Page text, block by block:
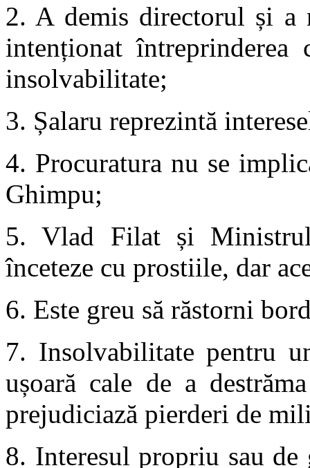
2. A demis directorul și a
intenționat
insolvabilitate;
3. Șalaru reprezintă
4. Procuratura nu se
Ghimpu;
5. Vlad Filat și
înceteze cu prostiile, dar
6. Este greu să răstorni
7. Insolvabilitate pentru
ușoară cale de a
prejudiciază pierderi de
8. Interesul propriu sau de